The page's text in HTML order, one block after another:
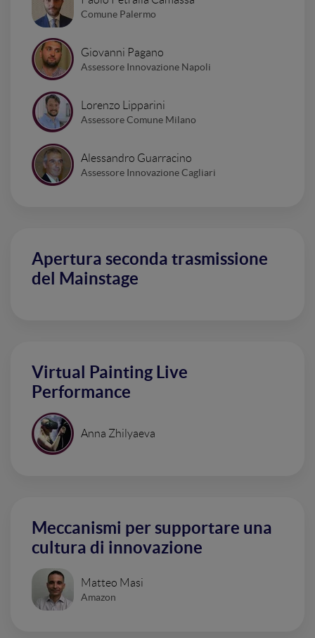
Comune Palermo
Giovanni Pagano
Assessore Innovazione Napoli
Lorenzo Lipparini
Assessore Comune Milano
Alessandro Guarracino
Assessore Innovazione Cagliari
Apertura seconda trasmissione
del Mainstage
Virtual Painting Live
Performance
Anna Zhilyaeva
Meccanismi per supportare una
cultura di innovazione
Matteo Masi
Amazon